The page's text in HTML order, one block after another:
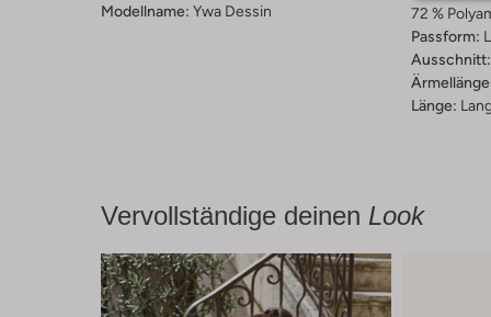
Modellname: Ywa Dessin
72 %
Passform:
Ausschnitt:
Länge:
Vervollständige deinen Look